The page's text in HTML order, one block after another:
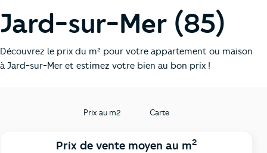
Jard-sur-Mer (85)
Découvrez le prix du m² pour votre appartement ou maison
à Jard-sur-Mer et estimez votre bien au bon prix !
Prix au m2 Carte
Prix de vente moyen au m2